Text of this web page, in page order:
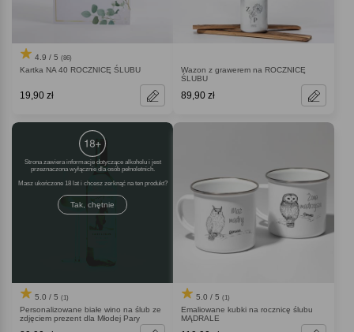
4.9 / 5 (86)
Kartka NA 40 ROCZNICĘ ŚLUBU
19,90 zł
Wazon z grawerem na ROCZNICĘ
ŚLUBU
89,90 zł
Strona zawiera informacje dotyczące alkoholu i jest
przeznaczona wyłącznie dla osób pełnoletnich.
Masz ukończone 18 lat i chcesz zerknąć na ten produkt
Tak, chętnie
5.0 / 5 (1)
Personalizowane białe wino na ślub ze
zdjęciem prezent dla Młodej Pary
5.0 / 5 (1)
Emaliowane kubki na rocznicę ślubu
MĄDRALE